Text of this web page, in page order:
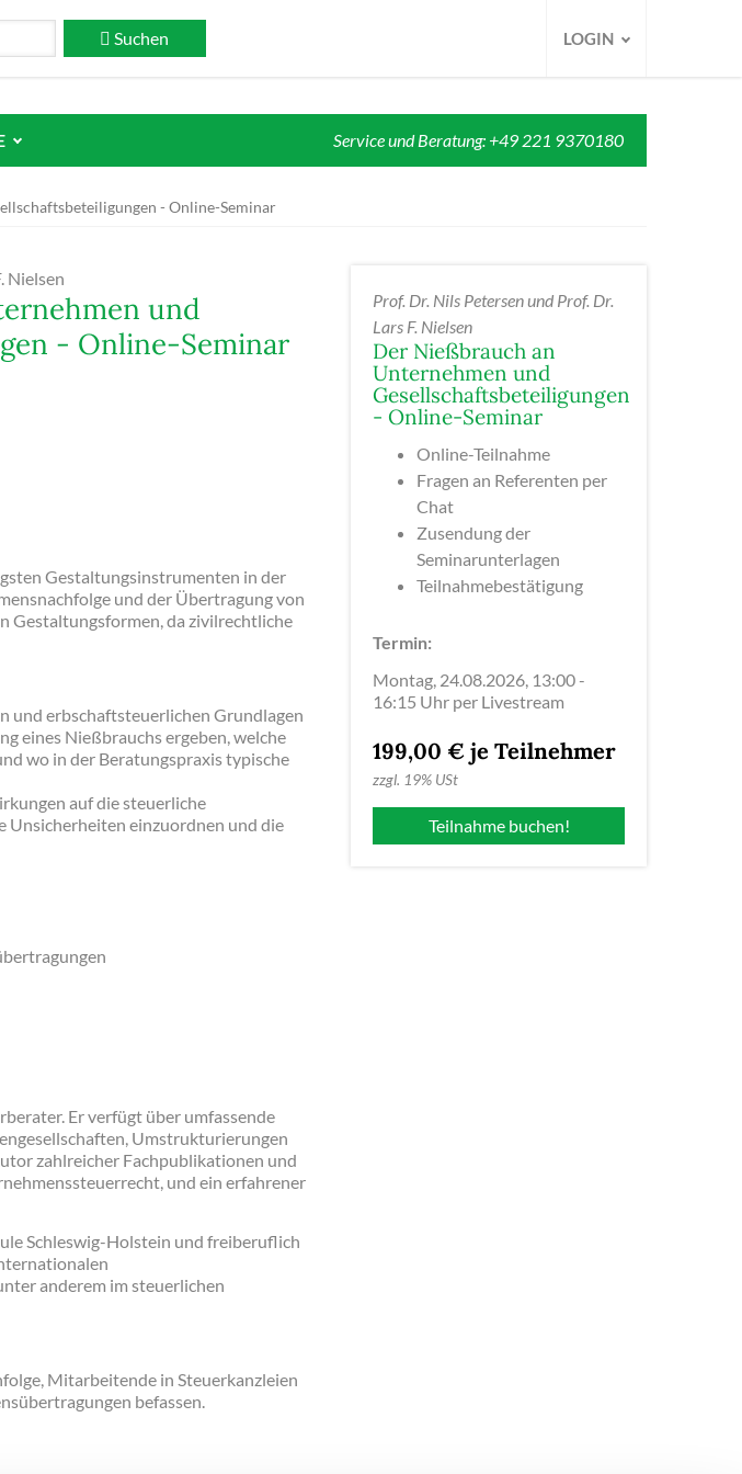
Suchen LOGIN
Service und Beratung: +49 221 9370180
- Online-Seminar
Nielsen
und
- Online-Seminar
Gestaltungsinstrumenten in der
und der Übertragung von
Gestaltungsformen, da zivilrechtliche
und erbschaftsteuerlichen Grundlagen
eines Nießbrauchs ergeben, welche
wo in der Beratungspraxis typische
auf die steuerliche
Unsicherheiten einzuordnen und die
Er verfügt über umfassende
Umstrukturierungen
zahlreicher Fachpublikationen und
und ein erfahrener
Schleswig-Holstein und freiberuflich
anderem im steuerlichen
Mitarbeitende in Steuerkanzleien
befassen.
Prof. Dr. Nils Petersen und Prof. Dr.
Lars F. Nielsen
Der Nießbrauch an
Unternehmen und
Gesellschaftsbeteiligungen
- Online-Seminar
Online-Teilnahme
Fragen an Referenten per
Chat
Zusendung der
Seminarunterlagen
Teilnahmebestätigung
Termin:
Montag, 24.08.2026, 13:00 -
16:15 Uhr per Livestream
199,00 € je Teilnehmer
zzgl. 19% USt
Teilnahme buchen!